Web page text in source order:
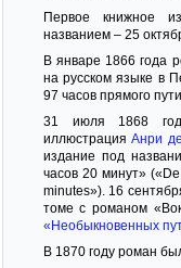
Первое книжное
названием – 25
В январе 1866 года
на русском языке в
97 часов прямого
31 июля 1868
иллюстрацияАнри
издание под
часов 20 минут»
minutes»). 16
томе с романом
«Необыкновенных
В 1870 году роман